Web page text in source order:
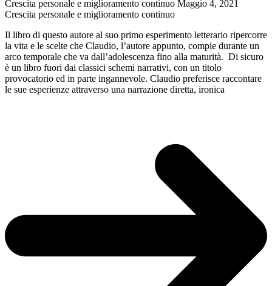
Vito
Mancuso
Crescita personale e miglioramento continuo Maggio 4, 2021
Crescita personale e miglioramento continuo
Il libro di questo autore al suo primo esperimento letterario ripercorre
la vita e le scelte che Claudio, l’autore appunto, compie durante un
arco temporale che va dall’adolescenza fino alla maturità. Di sicuro
è un libro fuori dai classici schemi narrativi, con un titolo
provocatorio ed in parte ingannevole. Claudio preferisce raccontare
le sue esperienze attraverso una narrazione diretta, ironica